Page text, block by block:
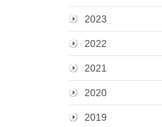
2023
2022
2021
2020
2019